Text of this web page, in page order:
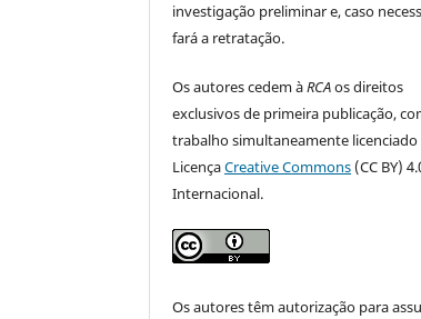
investigação preliminar e, caso
fará a retratação.
Os autores cedem àRCAos direitos
exclusivos de primeira publicação,
trabalho simultaneamente licenciado
LicençaCreative Commons (CC BY)
Internacional.
Os autores têm autorização para